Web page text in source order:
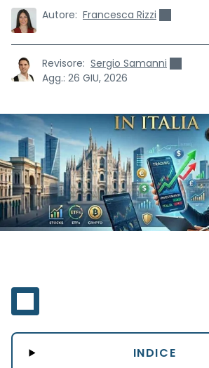
Autore: Francesca Rizzi
Revisore: Sergio Samanni
Agg.: 26 GIU, 2026
INDICE